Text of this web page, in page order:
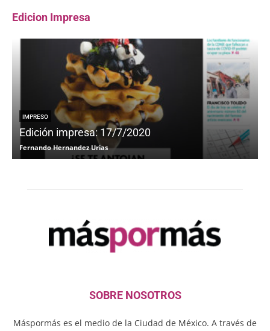
Edicion Impresa
IMPRESO
Edición impresa: 17/7/2020
Fernando Hernandez Urias
SOBRE NOSOTROS
Máspormás es el medio de la Ciudad de México. A través de